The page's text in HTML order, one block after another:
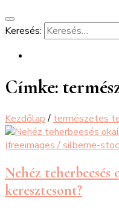
Keresés:
Címke:
Kezdőlap / természetes
Nehéz
keresztcsont?